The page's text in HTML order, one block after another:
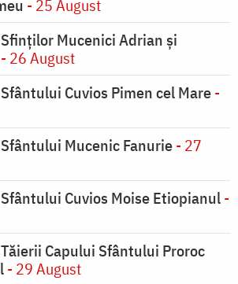
- 25 August
Mucenici Adrian și
- 26 August
Cuvios Pimen cel Mare-
Mucenic Fanurie- 27
Cuvios Moise Etiopianul-
Capului Sfântului Proroc
- 29 August